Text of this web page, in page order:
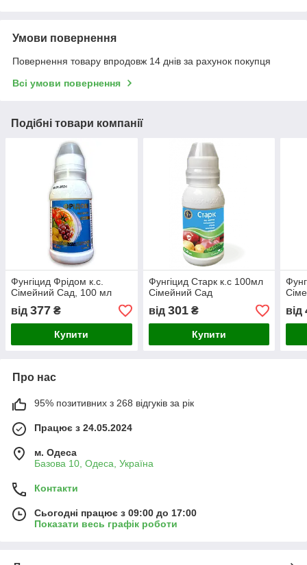
Умови повернення
Повернення товару впродовж 14 днів за рахунок покупця
Всі умови повернення
Подібні товари компанії
Фунгіцид Фрідом к.с.
Сімейний Сад, 100 мл
від 377 ₴
Купити
Фунгіцид Старк к.с 100мл
Сімейний Сад
від 301₴
Купити
від
Про нас
95% позитивних з 268 відгуків за рік
Працює з 24.05.2024
м. Одеса
Базова 10, Одеса, Україна
Контакти
Сьогодні працює з 09:00 до 17:00
Показати весь графік роботи